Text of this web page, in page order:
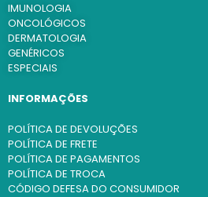
IMUNOLOGIA
ONCOLÓGICOS
DERMATOLOGIA
GENÉRICOS
ESPECIAIS
INFORMAÇÕES
POLÍTICA DE DEVOLUÇÕES
POLÍTICA DE FRETE
POLÍTICA DE PAGAMENTOS
POLÍTICA DE TROCA
CÓDIGO DEFESA DO CONSUMIDOR